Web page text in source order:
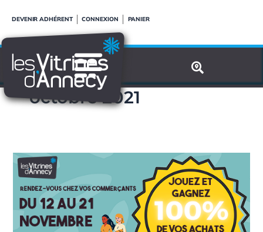
contenu
DEVENIR ADHÉRENT CONNEXION PANIER
octobre 2021
Opération
commerciale
d’automne